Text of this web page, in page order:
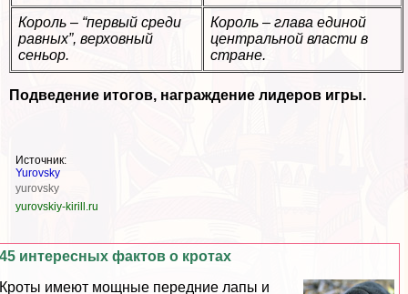
Источник:
Yurovsky
yurovsky
yurovskiy-kirill.ru
Король – “первый среди
равных”, верховный
сеньор.
Король – глава единой
центральной власти в
стране.
Подведение итогов, награждение лидеров игры.
45 интересных фактов о кротах
Кроты имеют мощные передние лапы и